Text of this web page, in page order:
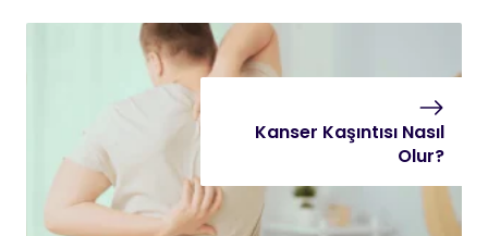
Kanser Kaşıntısı Nasıl
Olur?